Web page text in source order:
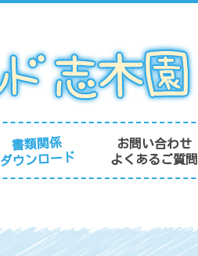
書類関係
ダウンロード
お問い合わせ
よくあるご質問